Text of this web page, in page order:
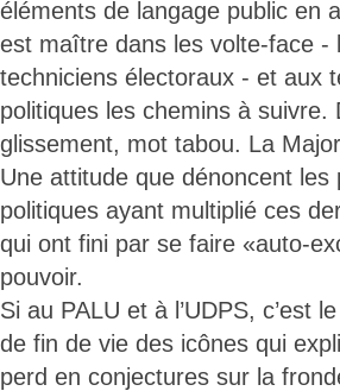
éléments de langage public en
est maître dans les volte-face -
techniciens électoraux - et aux
politiques les chemins à suivre.
glissement, mot tabou. La
Une attitude que dénoncent
politiques ayant multiplié ces
qui ont fini par se faire «auto-
pouvoir.
Si au PALU et à l’UDPS, c’est
de fin de vie des icônes qui
perd en conjectures sur la